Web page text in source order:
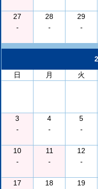
27
-
28
-
29
-
日
月 火
3
-
4
-
5
-
10
-
11
-
12
-
17
18
19